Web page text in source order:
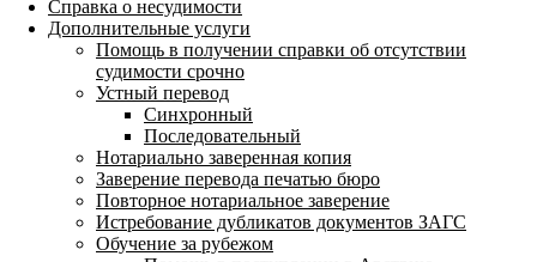
Справка о несудимости
Дополнительные услуги
Помощь в получении справки об отсутствии
судимости срочно
Устный перевод
Синхронный
Последовательный
Нотариально заверенная копия
Заверение перевода печатью бюро
Повторное нотариальное заверение
Истребование дубликатов документов ЗАГС
Обучение за рубежом